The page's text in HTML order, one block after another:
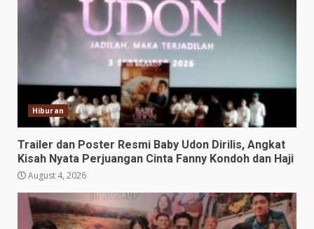
Hiburan
Trailer dan Poster Resmi Baby Udon Dirilis, Angkat
Kisah Nyata Perjuangan Cinta Fanny Kondoh dan Haji
August 4, 2026